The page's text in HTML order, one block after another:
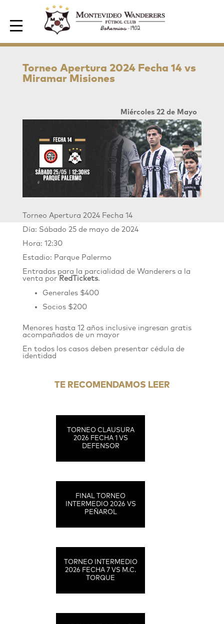
Area de Socios
Torneo Apertura 2024 Fecha 14 vs
Miramar Misiones
Miércoles 22 de Mayo
Torneo Apertura 2024 Fecha 14
Día: Sábado 25 de mayo de 2024
Hora: 12:30
Estadio: Parque Palermo
Entradas para la parcialidad de Wanderersa la
venta por RedTickets.
Generales $400
Socios $200
Menores hasta 12 años inclusive ingresan gratis
acompañados de un mayor
En todos los casos deben presentar cédula de
identidad
TE RECOMENDAMOS LEER
TORNEO CLAUSURA
2026 FECHA 1 VS
DEFENSOR
FINAL TORNEO
INTERMEDIO 2026 VS
PEÑAROL
TORNEO INTERMEDIO
2026 FECHA 7 VS M.C.
TORQUE